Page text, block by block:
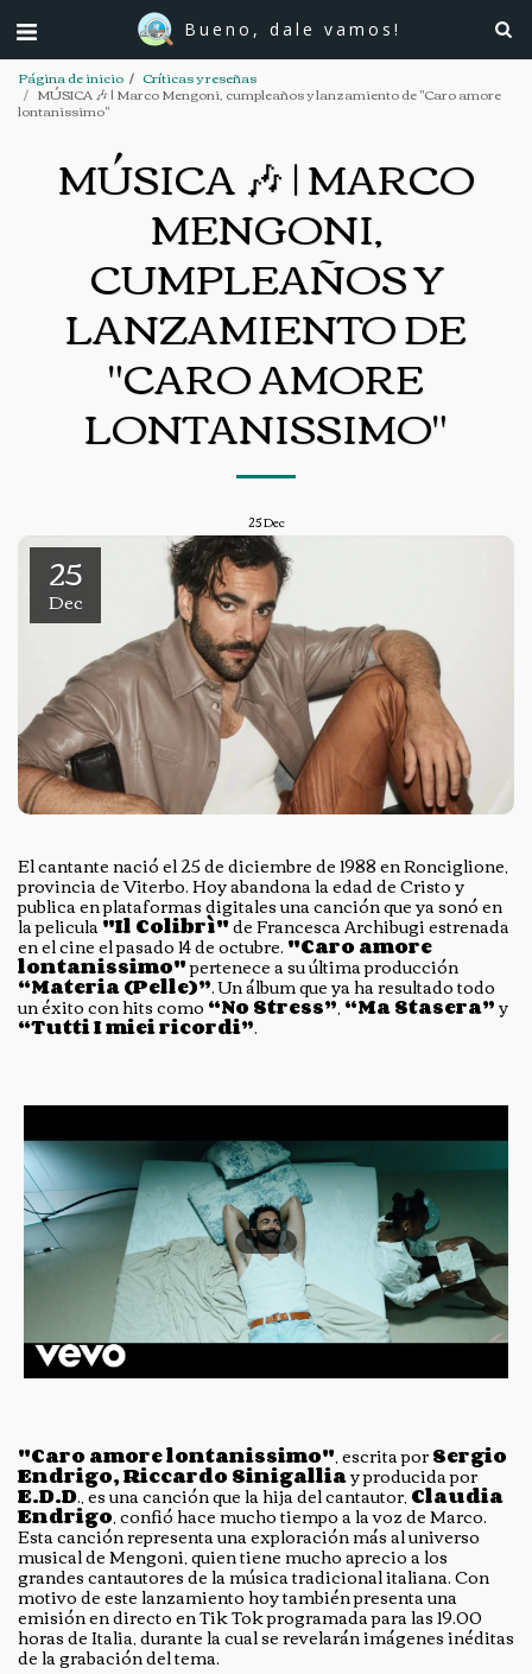
Bueno, dale vamos!
Página de inicio Críticas y reseñas
MÚSICA 🎶 | Marco Mengoni, cumpleaños y lanzamiento de "Caro amore
lontanissimo"
MÚSICA 🎶 | MARCO
MENGONI,
CUMPLEAÑOS Y
LANZAMIENTO DE
"CARO AMORE
LONTANISSIMO"
25Dec
25
Dec
El cantante nació el 25 de diciembre de 1988 en Ronciglione,
provincia de Viterbo. Hoy abandona la edad de Cristo y
publica en plataformas digitales una canción que ya sonó en
la pelicula"Il Colibrì"de Francesca Archibugi estrenada
en el cine el pasado 14 de octubre."Caro amore
lontanissimo"pertenece a su última producción
“Materia (Pelle)”. Un álbum que ya ha resultado todo
un éxito con hits como“No Stress”,“Ma Stasera”y
“Tutti I miei ricordi”.
"Caro amore lontanissimo", escrita porSergio
Endrigo, Riccardo Sinigalliay producida por
E.D.D., es una canción que la hija del cantautor,Claudia
Endrigo, confió hace mucho tiempo a la voz de Marco.
Esta canción representa una exploración más al universo
musical de Mengoni, quien tiene mucho aprecio a los
grandes cantautores de la música tradicional italiana. Con
motivo de este lanzamiento hoy también presenta una
emisión en directo en Tik Tok programada para las 19.00
horas de Italia, durante la cual se revelarán imágenes inéditas
de la grabación del tema.